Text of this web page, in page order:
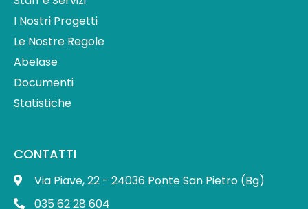
I Nostri Progetti
Le Nostre Regole
Abelase
Documenti
Statistiche
CONTATTI
Via Piave, 22 - 24036 Ponte San Pietro (Bg)
035 62 28 604